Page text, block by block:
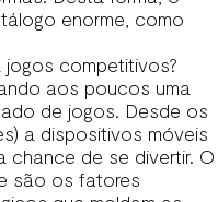
enorme, como
jogos competitivos?
aos poucos uma
de jogos. Desde os
a dispositivos móveis
chance de se divertir. O
são os fatores